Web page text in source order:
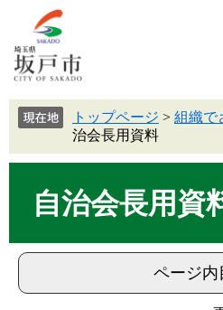
トップページ > 組織で
治会長用資料
自治会長用資
ページ内